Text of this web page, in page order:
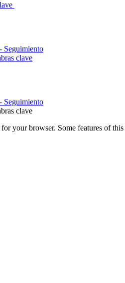
Seguimiento
clave
Seguimiento
clave
for your browser. Some features of